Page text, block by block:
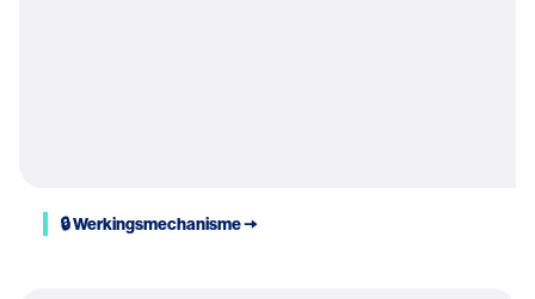
🔒 Werkingsmechanisme 🠆